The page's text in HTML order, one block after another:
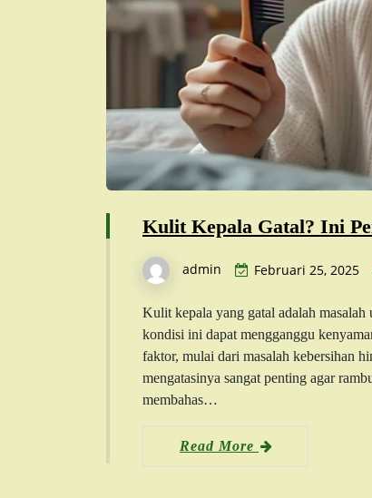
Kulit Kepala Gatal? Ini
admin Februari 25, 2025
Kulit kepala yang gatal adalah
kondisi ini dapat mengganggu
faktor, mulai dari masalah kebersihan
mengatasinya sangat penting agar
membahas…
Read More